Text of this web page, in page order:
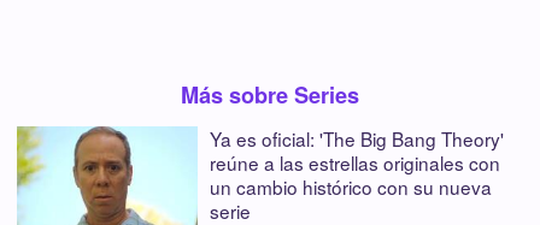
Más sobre Series
Ya es oficial: 'The Big Bang Theory'
reúne a las estrellas originales con
un cambio histórico con su nueva
serie